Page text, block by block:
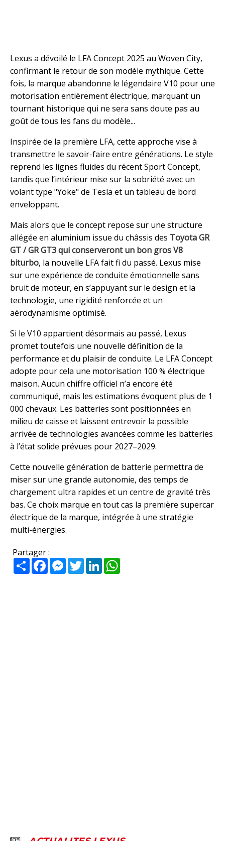
Lexus a dévoilé le LFA Concept 2025 au Woven City,
confirmant le retour de son modèle mythique. Cette
fois, la marque abandonne le légendaire V10 pour une
motorisation entièrement électrique, marquant un
tournant historique qui ne sera sans doute pas au
goût de tous les fans du modèle...
Inspirée de la première LFA, cette approche vise à
transmettre le savoir-faire entre générations. Le style
reprend les lignes fluides du récent Sport Concept,
tandis que l’intérieur mise sur la sobriété avec un
volant type "Yoke" de Tesla et un tableau de bord
enveloppant.
Mais alors que le concept repose sur une structure
allégée en aluminium issue du châssis des Toyota GR
GT / GR GT3 qui conserveront un bon gros V8
biturbo, la nouvelle LFA fait fi du passé. Lexus mise
sur une expérience de conduite émotionnelle sans
bruit de moteur, en s’appuyant sur le design et la
technologie, une rigidité renforcée et un
aérodynamisme optimisé.
Si le V10 appartient désormais au passé, Lexus
promet toutefois une nouvelle définition de la
performance et du plaisir de conduite. Le LFA Concept
adopte pour cela une motorisation 100 % électrique
maison. Aucun chiffre officiel n’a encore été
communiqué, mais les estimations évoquent plus de 1
000 chevaux. Les batteries sont positionnées en
milieu de caisse et laissent entrevoir la possible
arrivée de technologies avancées comme les batteries
à l’état solide prévues pour 2027–2029.
Cette nouvelle génération de batterie permettra de
miser sur une grande autonomie, des temps de
chargement ultra rapides et un centre de gravité très
bas. Ce choix marque en tout cas la première supercar
électrique de la marque, intégrée à une stratégie
multi-énergies.
Partager :
PartagerFacebookMessenger
TwitterLinkedIn